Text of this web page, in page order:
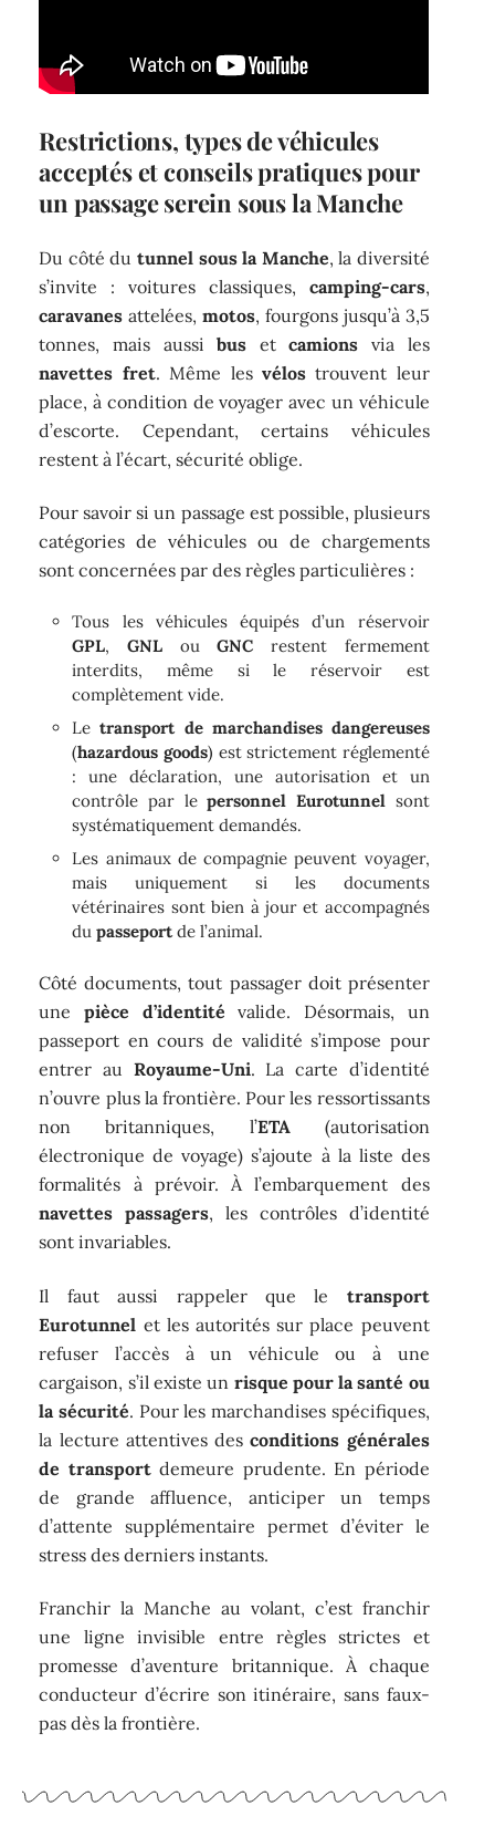
Restrictions, types de véhicules
acceptés et conseils pratiques pour
un passage serein sous la Manche
Du côté du tunnel sous la Manche, la diversité
s’invite : voitures classiques, camping-cars,
caravanes attelées,motos, fourgons jusqu’à 3,5
tonnes, mais aussibus etcamions via les
navettes fret. Même les vélostrouvent leur
place, à condition de voyager avec un véhicule
d’escorte. Cependant, certains véhicules
restent à l’écart, sécurité oblige.
Pour savoir si un passage est possible, plusieurs
catégories de véhicules ou de chargements
sont concernées par des règles particulières :
Tous les véhicules équipés d’un réservoir
GPL,GNL ouGNC restent fermement
interdits, même si le réservoir est
complètement vide.
Letransport de marchandises dangereuses
(hazardous goods) est strictement réglementé
: une déclaration, une autorisation et un
contrôle par lepersonnel Eurotunnel sont
systématiquement demandés.
Les animaux de compagnie peuvent voyager,
mais uniquement si les documents
vétérinaires sont bien à jour et accompagnés
dupasseportde l’animal.
Côté documents, tout passager doit présenter
unepièce d’identité valide. Désormais, un
passeport en cours de validité s’impose pour
entrer au Royaume-Uni. La carte d’identité
n’ouvre plus la frontière. Pour les ressortissants
non britanniques, l’ETA(autorisation
électronique de voyage) s’ajoute à la liste des
formalités à prévoir. À l’embarquement des
navettes passagers, les contrôles d’identité
sont invariables.
Il faut aussi rappeler que le transport
Eurotunnel et les autorités sur place peuvent
refuser l’accès à un véhicule ou à une
cargaison, s’il existe un risque pour la santé ou
la sécurité. Pour les marchandises spécifiques,
la lecture attentives desconditions générales
de transportdemeure prudente. En période
de grande affluence, anticiper un temps
d’attente supplémentaire permet d’éviter le
stress des derniers instants.
Franchir la Manche au volant, c’est franchir
une ligne invisible entre règles strictes et
promesse d’aventure britannique. À chaque
conducteur d’écrire son itinéraire, sans faux-
pas dès la frontière.